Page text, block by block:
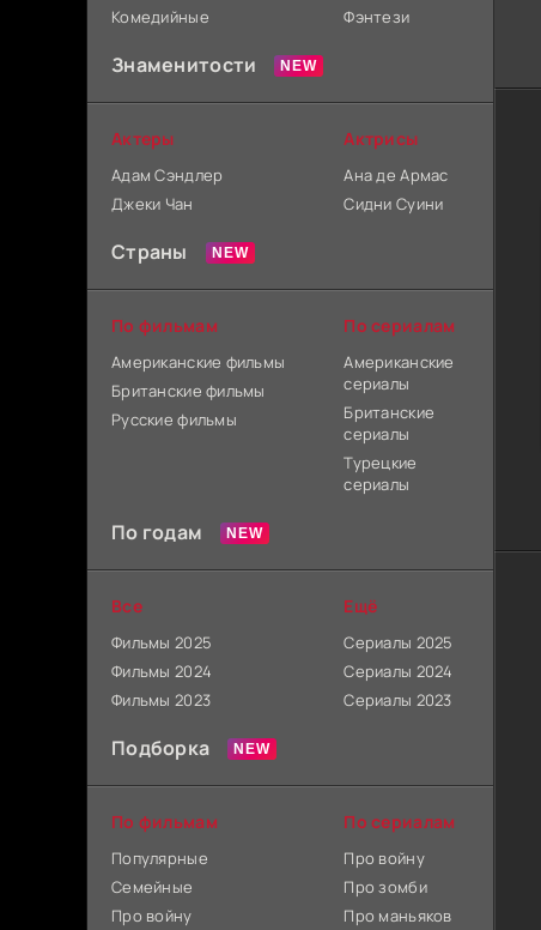
Комедийные
Фэнтези
Знаменитости
Актеры
Адам Сэндлер
Джеки Чан
Актрисы
Ана де Армас
Сидни Суини
Страны
По фильмам
Американские фильмы
Британские фильмы
Русские фильмы
По сериалам
Американские
сериалы
Британские
сериалы
Турецкие
сериалы
По годам
Все
Фильмы 2025
Фильмы 2024
Фильмы 2023
Ещё
Сериалы 2025
Сериалы 2024
Сериалы 2023
Подборка
По фильмам
Популярные
Семейные
Про войну
По сериалам
Про войну
Про зомби
Про маньяков